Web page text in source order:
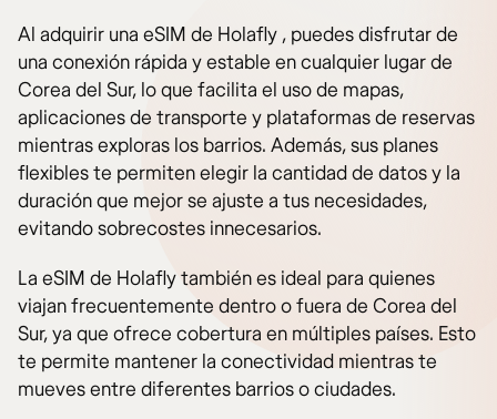
Al adquirir una eSIM de Holafly , puedes disfrutar de
una conexión rápida y estable en cualquier lugar de
Corea del Sur, lo que facilita el uso de mapas,
aplicaciones de transporte y plataformas de reservas
mientras exploras los barrios. Además, sus planes
flexibles te permiten elegir la cantidad de datos y la
duración que mejor se ajuste a tus necesidades,
evitando sobrecostes innecesarios.
La eSIM de Holafly también es ideal para quienes
viajan frecuentemente dentro o fuera de Corea del
Sur, ya que ofrece cobertura en múltiples países. Esto
te permite mantener la conectividad mientras te
mueves entre diferentes barrios o ciudades.